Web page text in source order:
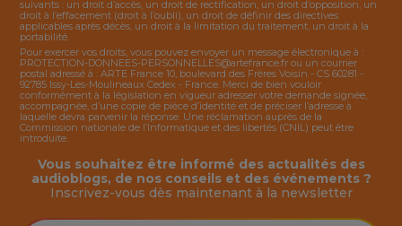
suivants : un droit d’accès, un droit de rectification, un droit d’opposition, un
droit à l’effacement (droit à l’oubli), un droit de définir des directives
applicables après décès, un droit à la limitation du traitement, un droit à la
portabilité.
Pour exercer vos droits, vous pouvez envoyer un message électronique à :
PROTECTION-DONNEES-PERSONNELLES@artefrance.fr ou un courrier
postal adressé à : ARTE France 10, boulevard des Frères Voisin - CS 60281 -
92785 Issy-Les-Moulineaux Cedex - France. Merci de bien vouloir
conformément à la législation en vigueur adresser votre demande signée,
accompagnée, d’une copie de pièce d’identité et de préciser l’adresse à
laquelle devra parvenir la réponse. Une réclamation auprès de la
Commission nationale de l’Informatique et des libertés (CNIL) peut être
introduite.
Vous souhaitez être informé des actualités des
audioblogs, de nos conseils et des événements ?
Inscrivez-vous dès maintenant à la newsletter